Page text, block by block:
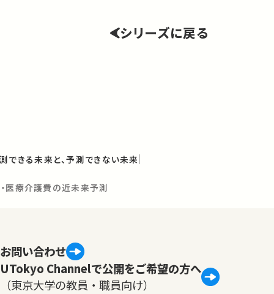
シリーズに戻る
できる未来と、予測できない未来
医療介護費の近未来予測
お問い合わせ
UTokyo Channelで公開をご希望の方へ
（東京大学の教員・職員向け）